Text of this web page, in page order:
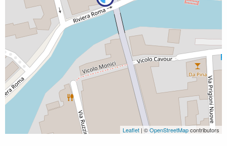
Leaflet | ©OpenStreetMapcontributors